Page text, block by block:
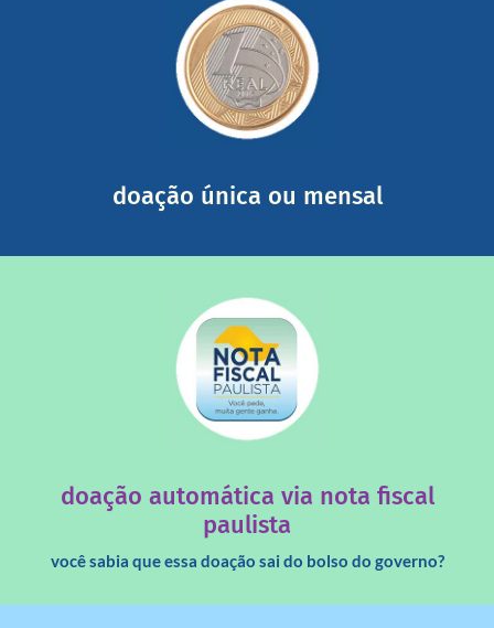
doação única ou mensal
mail mostrando tudo o que fizemos com a sua ajuda
somada a de outras pessoas.
saiba mais
doação automática via nota fiscal
paulista
você sabia que essa doação sai do bolso do governo?
saiba mais